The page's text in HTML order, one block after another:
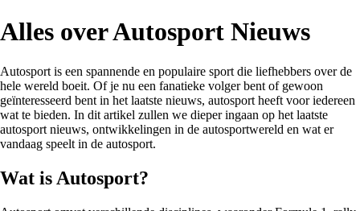
Alles over Autosport Nieuws
Autosport is een spannende en populaire sport die liefhebbers over de
hele wereld boeit. Of je nu een fanatieke volger bent of gewoon
geïnteresseerd bent in het laatste nieuws, autosport heeft voor iedereen
wat te bieden. In dit artikel zullen we dieper ingaan op het laatste
autosport nieuws, ontwikkelingen in de autosportwereld en wat er
vandaag speelt in de autosport.
Wat is Autosport?